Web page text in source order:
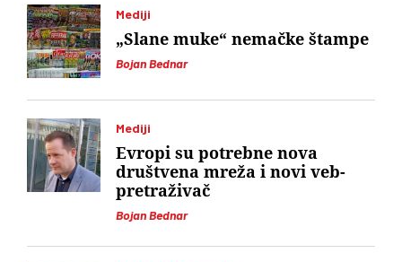
Mediji
Bojan Bednar
„Slane muke“ nemačke štampe
Mediji
Bojan Bednar
Evropi su potrebne nova
društvena mreža i novi veb-
pretraživač